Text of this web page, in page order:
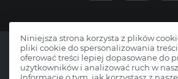
Niniejsza strona korzysta z plików
pliki cookie do spersonalizowania
oferować treści lepiej dopasowane do
użytkowników i analizować ruch w